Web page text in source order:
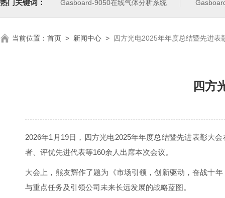
热门关键词： Gasboard-9050在线气体分析系统
当前位置： 首页 > 新闻中心 > 四方光电2025年年度总结暨先进表
四方
2026年1月19日，四方光电2025年年度总结暨先进表彰大
者、评优先进代表等160余人出席本次会议。
大会上，熊友辉作了题为《市场引领，创新驱动，奋战十
与重点任务及引领公司未来长远发展的战略蓝图。